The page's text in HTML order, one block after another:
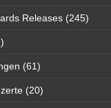
Releases (245)
(61)
(20)